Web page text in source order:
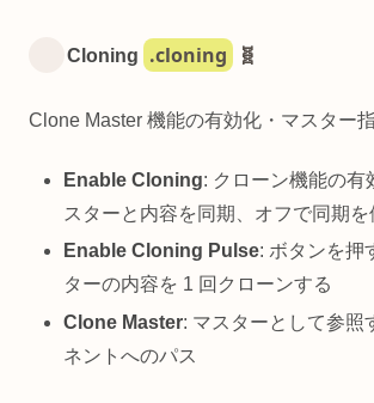
Cloning .cloning 🧬
Clone Master 機能の有効化・マスター
Enable Cloning: クローン機能の有
スターと内容を同期、オフで同期を
Enable Cloning Pulse: ボタンを押
ターの内容を 1 回クローンする
Clone Master: マスターとして参照
ネントへのパス